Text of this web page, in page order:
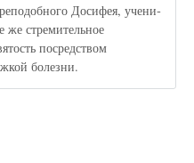
До­си­фея, уче­ни­
же стремительное
посредством
болезни.